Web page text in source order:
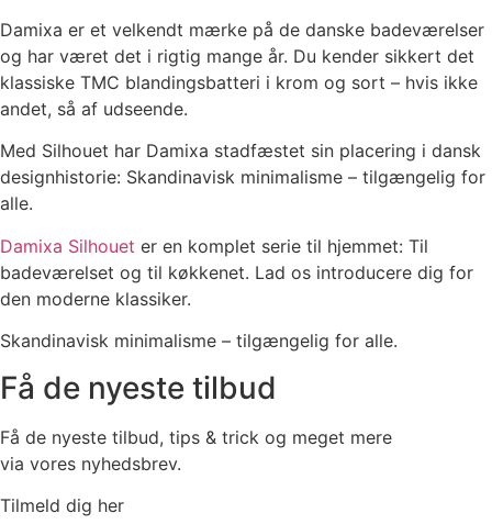
Damixa er et velkendt mærke på de danske badeværelser
og har været det i rigtig mange år. Du kender sikkert det
klassiske TMC blandingsbatteri i krom og sort – hvis ikke
andet, så af udseende.
Med Silhouet har Damixa stadfæstet sin placering i dansk
designhistorie: Skandinavisk minimalisme – tilgængelig for
alle.
Damixa Silhouet er en komplet serie til hjemmet: Til
badeværelset og til køkkenet. Lad os introducere dig for
den moderne klassiker.
Skandinavisk minimalisme – tilgængelig for alle.
Få de nyeste tilbud
Få de nyeste tilbud, tips & trick og meget mere
via vores nyhedsbrev.
Tilmeld dig her